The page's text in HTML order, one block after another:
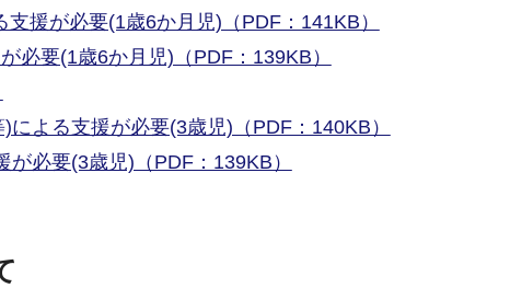
援が必要(1歳6か月児)（PDF：141KB）
必要(1歳6か月児)（PDF：139KB）
よる支援が必要(3歳児)（PDF：140KB）
必要(3歳児)（PDF：139KB）